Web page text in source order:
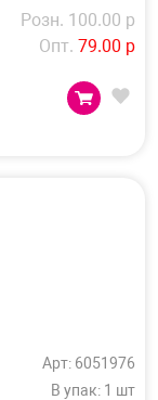
Розн. 100.00 р
Опт. 79.00 р
Арт: 6051976
В упак: 1 шт